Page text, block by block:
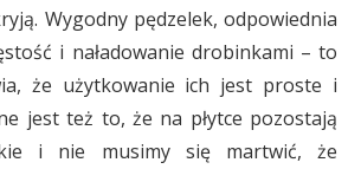
Wygodny pędzelek, odpowiednia
i naładowanie drobinkami – to
że użytkowanie ich jest proste i
jest też to, że na płytce pozostają
i nie musimy się martwić, że